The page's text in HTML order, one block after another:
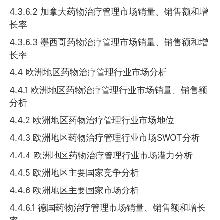
4.3.6.2 加拿大药物治疗管理市场销量、销售额和增
长率
4.3.6.3 墨西哥药物治疗管理市场销量、销售额和增
长率
4.4 欧洲地区药物治疗管理行业市场分析
4.4.1 欧洲地区药物治疗管理行业市场销量、销售额
分析
4.4.2 欧洲地区药物治疗管理行业市场地位
4.4.3 欧洲地区药物治疗管理行业市场SWOT分析
4.4.4 欧洲地区药物治疗管理行业市场潜力分析
4.4.5 欧洲地区主要国家竞争分析
4.4.6 欧洲地区主要国家市场分析
4.4.6.1 德国药物治疗管理市场销量、销售额和增长